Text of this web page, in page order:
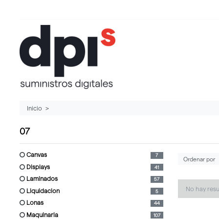
Inicio
07
canvas 7
displays 41
laminados 57
liquidacion 5
lonas 44
maquinaria 107
No hay